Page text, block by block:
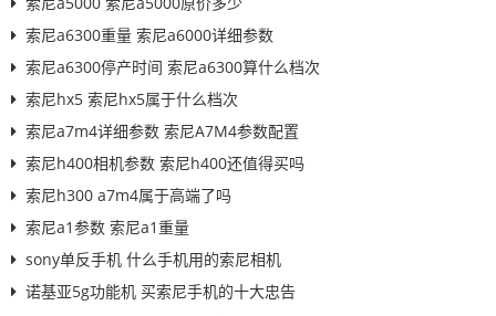
索尼a6300重量 索尼a6000详细参数
索尼a6300停产时间 索尼a6300算什么档次
索尼hx5 索尼hx5属于什么档次
索尼a7m4详细参数 索尼A7M4参数配置
索尼h400相机参数 索尼h400还值得买吗
索尼h300 a7m4属于高端了吗
索尼a1参数 索尼a1重量
sony单反手机 什么手机用的索尼相机
诺基亚5g功能机 买索尼手机的十大忠告